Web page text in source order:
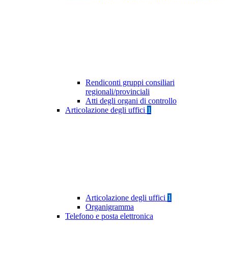
Rendiconti gruppi consiliari
regionali/provinciali
Atti degli organi di controllo
Articolazione degli uffici 1
Articolazione degli uffici 1
Organigramma
Telefono e posta elettronica